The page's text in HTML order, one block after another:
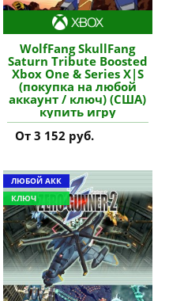
WolfFang SkullFang
Saturn Tribute Boosted
Xbox One & Series X|S
(покупка на любой
аккаунт / ключ) (США)
купить игру
От 3 152 руб.
ЛЮБОЙ АКК
КЛЮЧ